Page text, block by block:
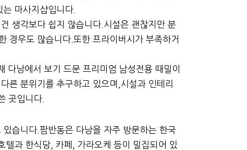
마사지샵입니다.
생각보다 쉽지 않습니다.시설은 괜찮지만 분
경우도 많습니다.또한 프라이버시가 부족하거
낭에서 보기 드문 프리미엄 남성전용 때밀이
른 분위기를 추구하고 있으며,시설과 인테리
곳입니다.
습니다.팜반동은 다낭을 자주 방문하는 한국
텔과 한식당, 카페, 가라오케 등이 밀집되어 있